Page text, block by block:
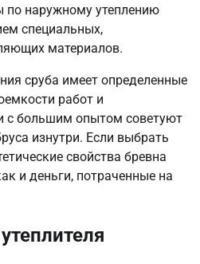
по наружному утеплению
специальных,
материалов.
сруба имеет определенные
работ и
с большим опытом советуют
изнутри. Если выбрать
свойства бревна
и деньги, потраченные на